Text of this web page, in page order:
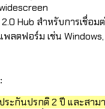
Hub สำหรับการเชื่อ
ลตฟอร์ม เช่น
ระกันปรกติ 2 ปี และสาม